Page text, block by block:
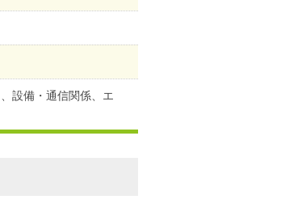
設備・通信関係、エ